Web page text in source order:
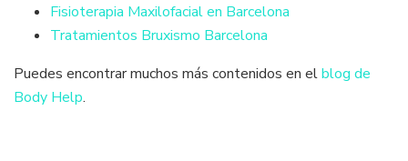
Fisioterapia Maxilofacial en Barcelona
Tratamientos Bruxismo Barcelona
Puedes encontrar muchos más contenidos en elblog de
Body Help.